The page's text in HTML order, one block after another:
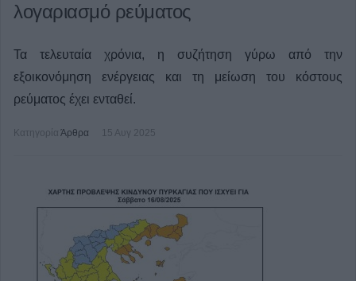
λογαριασμό ρεύματος
Τα τελευταία χρόνια, η συζήτηση γύρω από την
εξοικονόμηση ενέργειας και τη μείωση του κόστους
ρεύματος έχει ενταθεί.
Κατηγορία Άρθρα 15 Αυγ 2025